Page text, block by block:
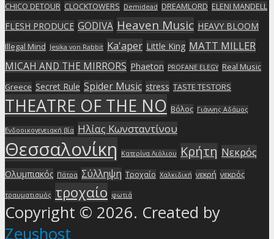
CHICO DETOUR CLOCKTOWERS Demidead DREAMLORD ELENI MANDELL
FLESH PRODUCE GODIVA Heaven Music HEAVY BLOOM
Illegal Mind Jesika von Rabbit Ka'aper Little King MATT MILLER
MICAH AND THE MIRRORS Phaeton PROFANE ELEGY Real Music
Greece Secret Rule Spider Music stress TASTE TESTORS
THEATRE OF THE NO Βόλος Γιάννης Αδάμος
Ενδοοικογενειακή βία Ηλίας Κωνσταντίνου
Θεσσαλονίκη Κατερίνα Λιόλιου Κρήτη Νεκρός
Ολυμπιακός Πάτρα Σύλληψη Τροχαίο Χαλκιδική νεκρή νεκρός
τραυματισμός τροχαίο φωτιά
Copyright © 2026. Created by
Zeushost